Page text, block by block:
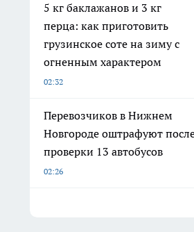
5 кг баклажанов и 3 кг
перца: как приготовить
грузинское соте на зиму с
огненным характером
02:32
Перевозчиков в Нижнем
Новгороде оштрафуют
проверки 13 автобусов
02:26